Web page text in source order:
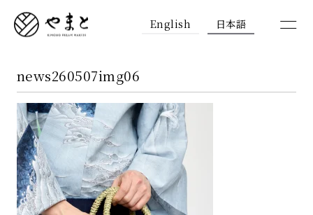
English 日本語
news260507img06